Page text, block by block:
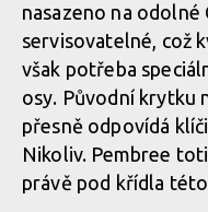
nasazeno na odolné
servisovatelné, což
však potřeba
osy. Původní krytku
přesně odpovídá
Nikoliv. Pembree
právě pod křídla